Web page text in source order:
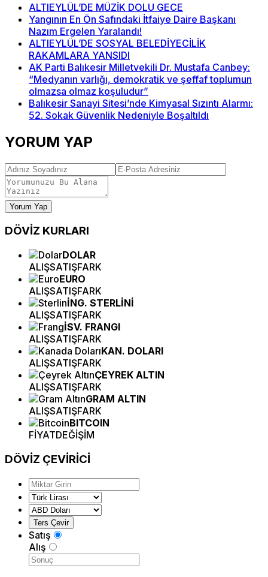
ALTIEYLÜL’DE MÜZİK DOLU GECE
Yangının En Ön Safındaki İtfaiye Daire Başkanı
Nazım Ergelen Yaralandı!
ALTIEYLÜL’DE SOSYAL BELEDİYECİLİK
RAKAMLARA YANSIDI
AK Parti Balıkesir Milletvekili Dr. Mustafa Canbey:
“Medyanın varlığı, demokratik ve şeffaf toplumun
olmazsa olmaz koşuludur”
Balıkesir Sanayi Sitesi’nde Kimyasal Sızıntı Alarmı:
52. Sokak Güvenlik Nedeniyle Boşaltıldı
YORUM YAP
Yorum Yap
DÖVİZ KURLARI
DOLAR
ALIŞSATIŞFARK
EURO
ALIŞSATIŞFARK
İNG. STERLİNİ
ALIŞSATIŞFARK
İSV. FRANGI
ALIŞSATIŞFARK
KAN. DOLARI
ALIŞSATIŞFARK
ÇEYREK ALTIN
ALIŞSATIŞFARK
GRAM ALTIN
ALIŞSATIŞFARK
BITCOIN
FİYATDEĞİŞİM
DÖVİZ ÇEVİRİCİ
Satış
Alış